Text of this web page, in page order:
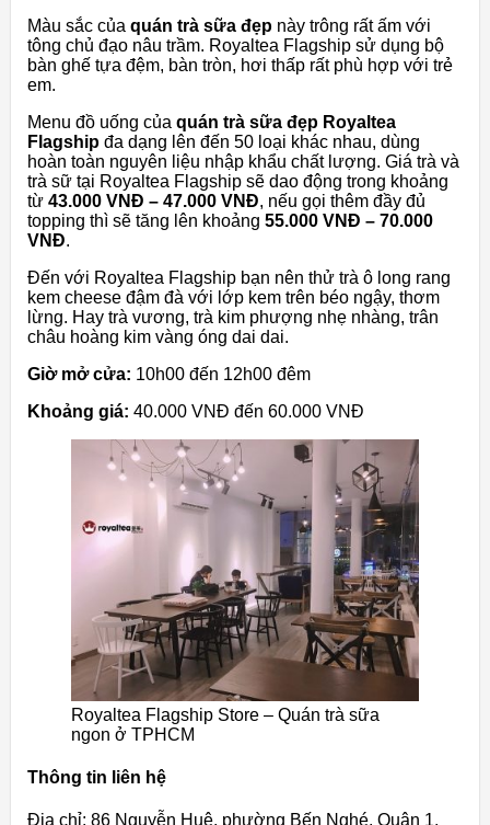
Màu sắc của quán trà sữa đẹp này trông rất ấm với
tông chủ đạo nâu trầm. Royaltea Flagship sử dụng bộ
bàn ghế tựa đệm, bàn tròn, hơi thấp rất phù hợp với trẻ
em.
Menu đồ uống của quán trà sữa đẹp Royaltea
Flagship đa dạng lên đến 50 loại khác nhau, dùng
hoàn toàn nguyên liệu nhập khẩu chất lượng. Giá trà và
trà sữ tại Royaltea Flagship sẽ dao động trong khoảng
từ 43.000 VNĐ – 47.000 VNĐ, nếu gọi thêm đầy đủ
topping thì sẽ tăng lên khoảng 55.000 VNĐ – 70.000
VNĐ.
Đến với Royaltea Flagship bạn nên thử trà ô long rang
kem cheese đậm đà với lớp kem trên béo ngậy, thơm
lừng. Hay trà vương, trà kim phượng nhẹ nhàng, trân
châu hoàng kim vàng óng dai dai.
Giờ mở cửa: 10h00 đến 12h00 đêm
Khoảng giá: 40.000 VNĐ đến 60.000 VNĐ
Royaltea Flagship Store – Quán trà sữa
ngon ở TPHCM
Thông tin liên hệ
Địa chỉ: 86 Nguyễn Huệ, phường Bến Nghé, Quận 1,